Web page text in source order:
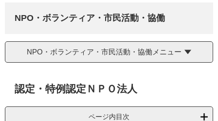
NPO・ボランティア・市民活動・協働
NPO・ボランティア・市民活動・協働メニュー
認定・特例認定ＮＰＯ法人
ページ内目次